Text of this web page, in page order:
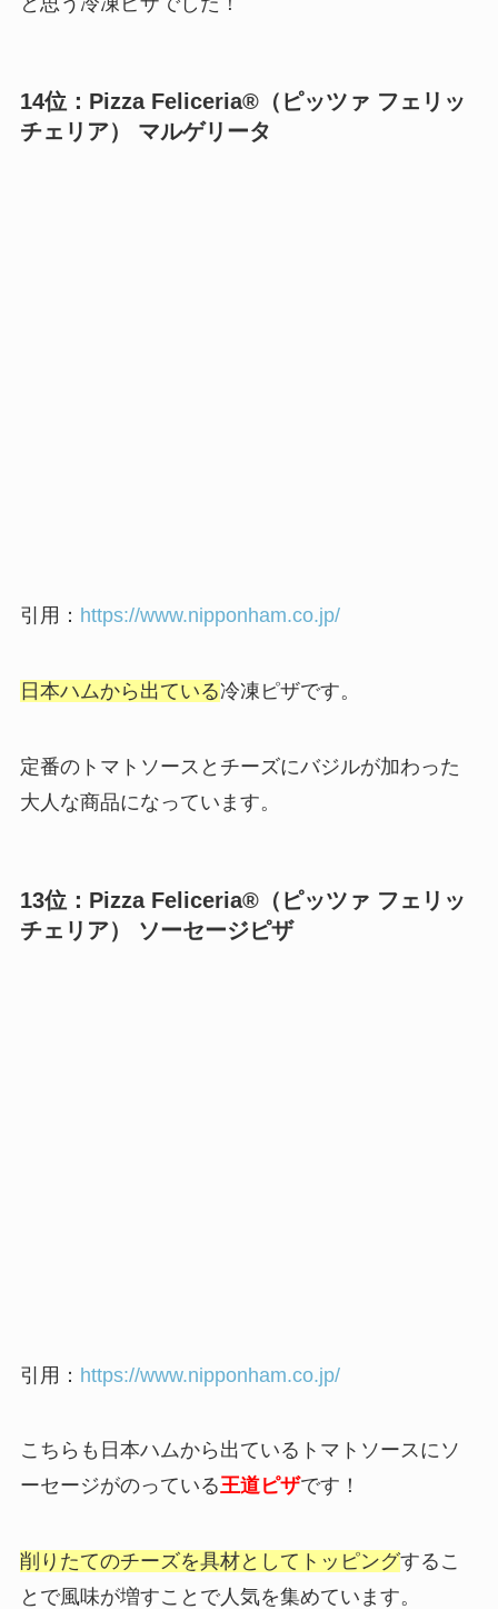
14位： Pizza Feliceria®（ピッツァ フェリッ
チェリア） マルゲリータ
引用： https://www.nipponham.co.jp/
日本ハムから出ている冷凍ピザです。
定番のトマトソースとチーズにバジルが加わった
大人な商品になっています。
13位： Pizza Feliceria®（ピッツァ フェリッ
チェリア） ソーセージピザ
引用： https://www.nipponham.co.jp/
こちらも日本ハムから出ているトマトソースにソ
ーセージがのっている王道ピザです！
削りたてのチーズを具材としてトッピングするこ
とで風味が増すことで人気を集めています。